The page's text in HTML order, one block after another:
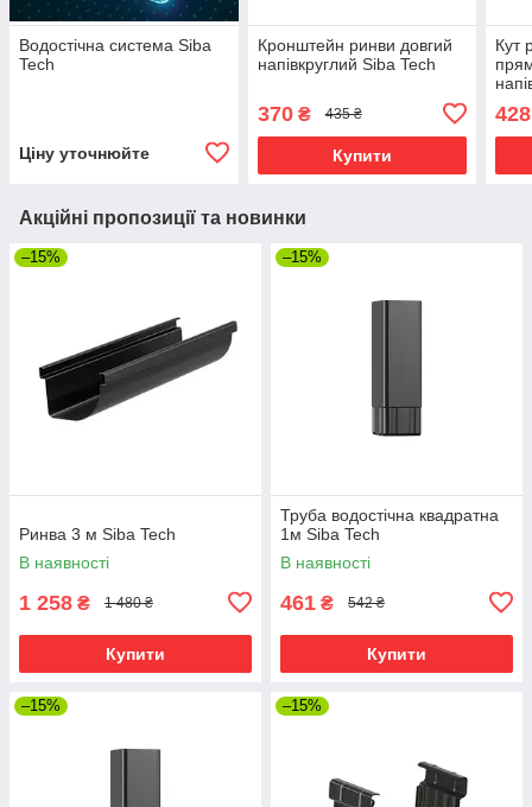
Водостічна система Siba
Tech
Ціну уточнюйте
Кронштейн ринви довгий
напівкруглий Siba Tech
370₴ 435 ₴
Купити
Кут
428
Акційні пропозиції та новинки
–15%
Ринва 3 м Siba Tech
В наявності
1 258 ₴ 1 480 ₴
Купити
–15%
Труба водостічна квадратна
1м Siba Tech
В наявності
461 ₴ 542 ₴
Купити
–15% –15%